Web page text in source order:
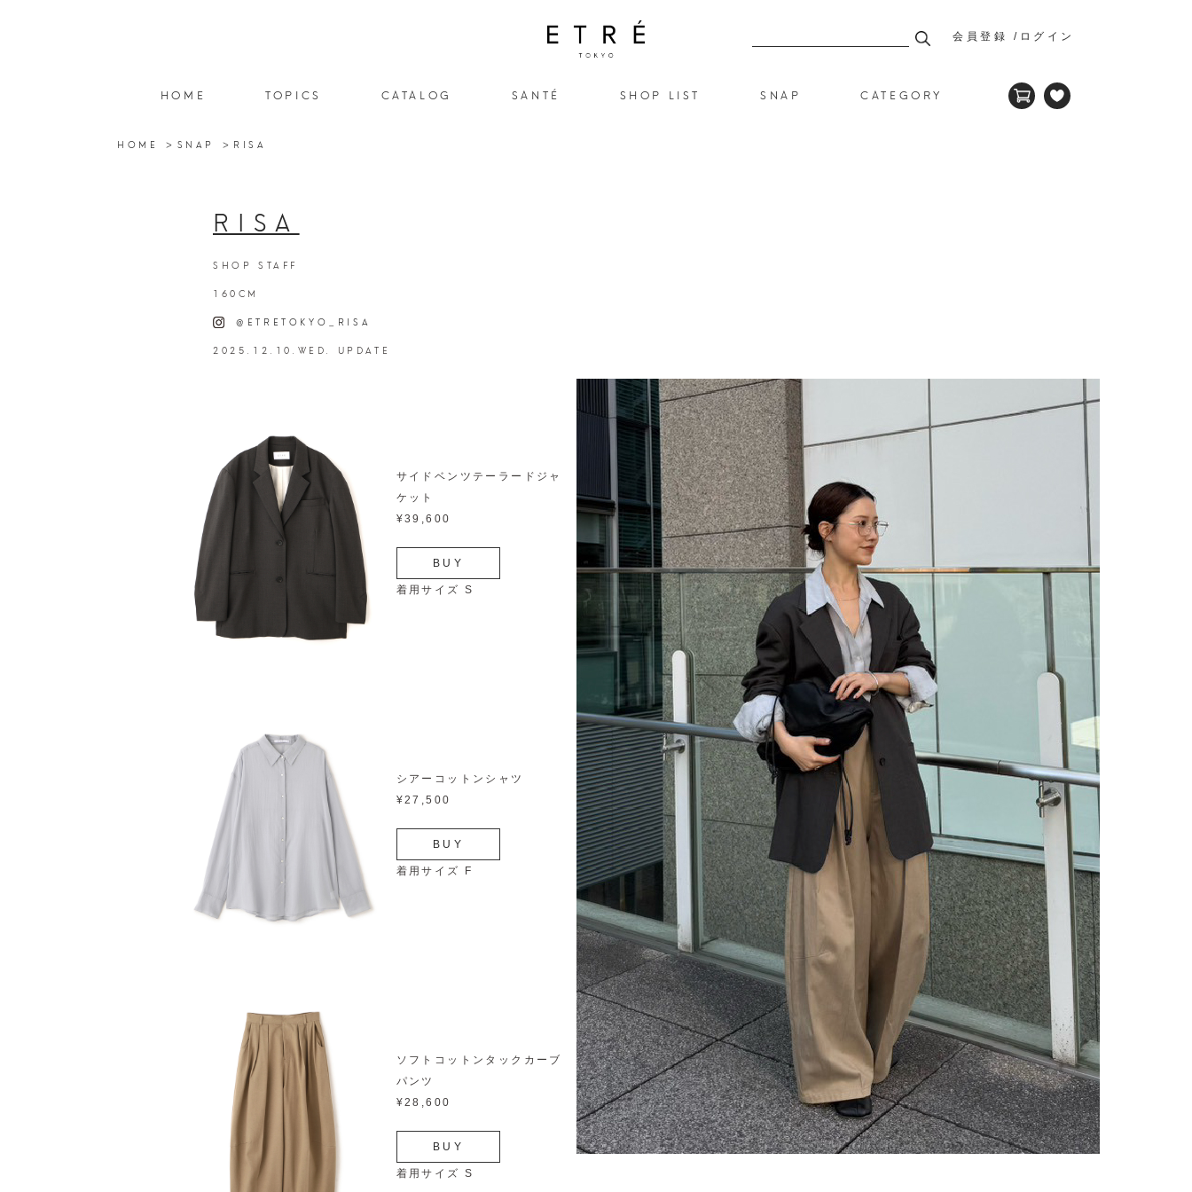
会員登録 ログイン
HOME TOPICS CATALOG SANTÉ SHOP LIST SNAP CATEGORY
HOME SNAP RISA
RISA
SHOP STAFF
160CM
@ETRETOKYO_RISA
2025.12.10.WED. UPDATE
サイドベンツテーラードジャ
ケット
¥39,600
BUY
着用サイズ S
シアーコットンシャツ
¥27,500
BUY
着用サイズ F
ソフトコットンタックカーブ
パンツ
¥28,600
BUY
着用サイズ S